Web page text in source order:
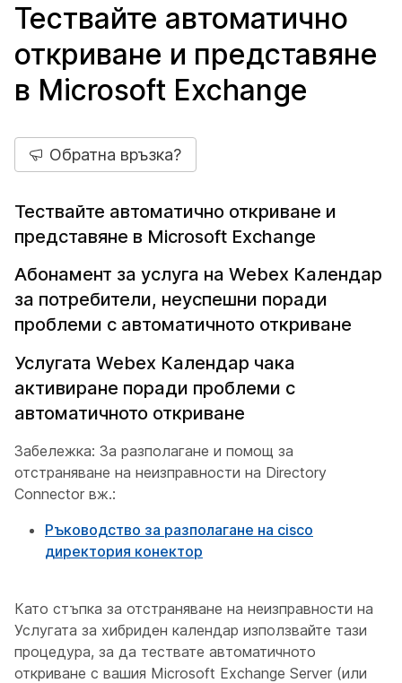
Тествайте автоматично
откриване и представяне
в Microsoft Exchange
Обратна връзка?
Тествайте автоматично откриване и
представяне в Microsoft Exchange
Абонамент за услуга на Webex Календар
за потребители, неуспешни поради
проблеми с автоматичното откриване
Услугата Webex Календар чака
активиране поради проблеми с
автоматичното откриване
Забележка: За разполагане и помощ за
отстраняване на неизправности на Directory
Connector вж.:
Ръководство за разполагане на cisco
директория конектор
Като стъпка за отстраняване на неизправности на
Услугата за хибриден календар използвайте тази
процедура, за да тествате автоматичното
откриване с вашия Microsoft Exchange Server (или